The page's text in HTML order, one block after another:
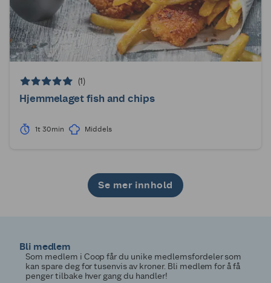
(1)
Hjemmelaget fish and chips
1t 30min Middels
Se mer innhold
Bli medlem
Som medlem i Coop får du unike medlemsfordeler som
kan spare deg for tusenvis av kroner. Bli medlem for å få
penger tilbake hver gang du handler!